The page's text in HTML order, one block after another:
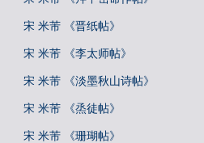
宋 米芾 《晋纸帖》
宋 米芾 《李太师帖》
宋 米芾 《淡墨秋山诗帖》
宋 米芾 《烝徒帖》
宋 米芾 《珊瑚帖》